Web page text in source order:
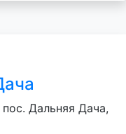
Дальняя Дача,